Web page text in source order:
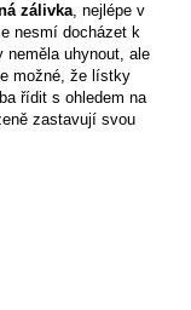
zálivka, nejlépe v
nesmí docházet k
neměla uhynout, ale
možné, že lístky
řídit s ohledem na
zastavují svou